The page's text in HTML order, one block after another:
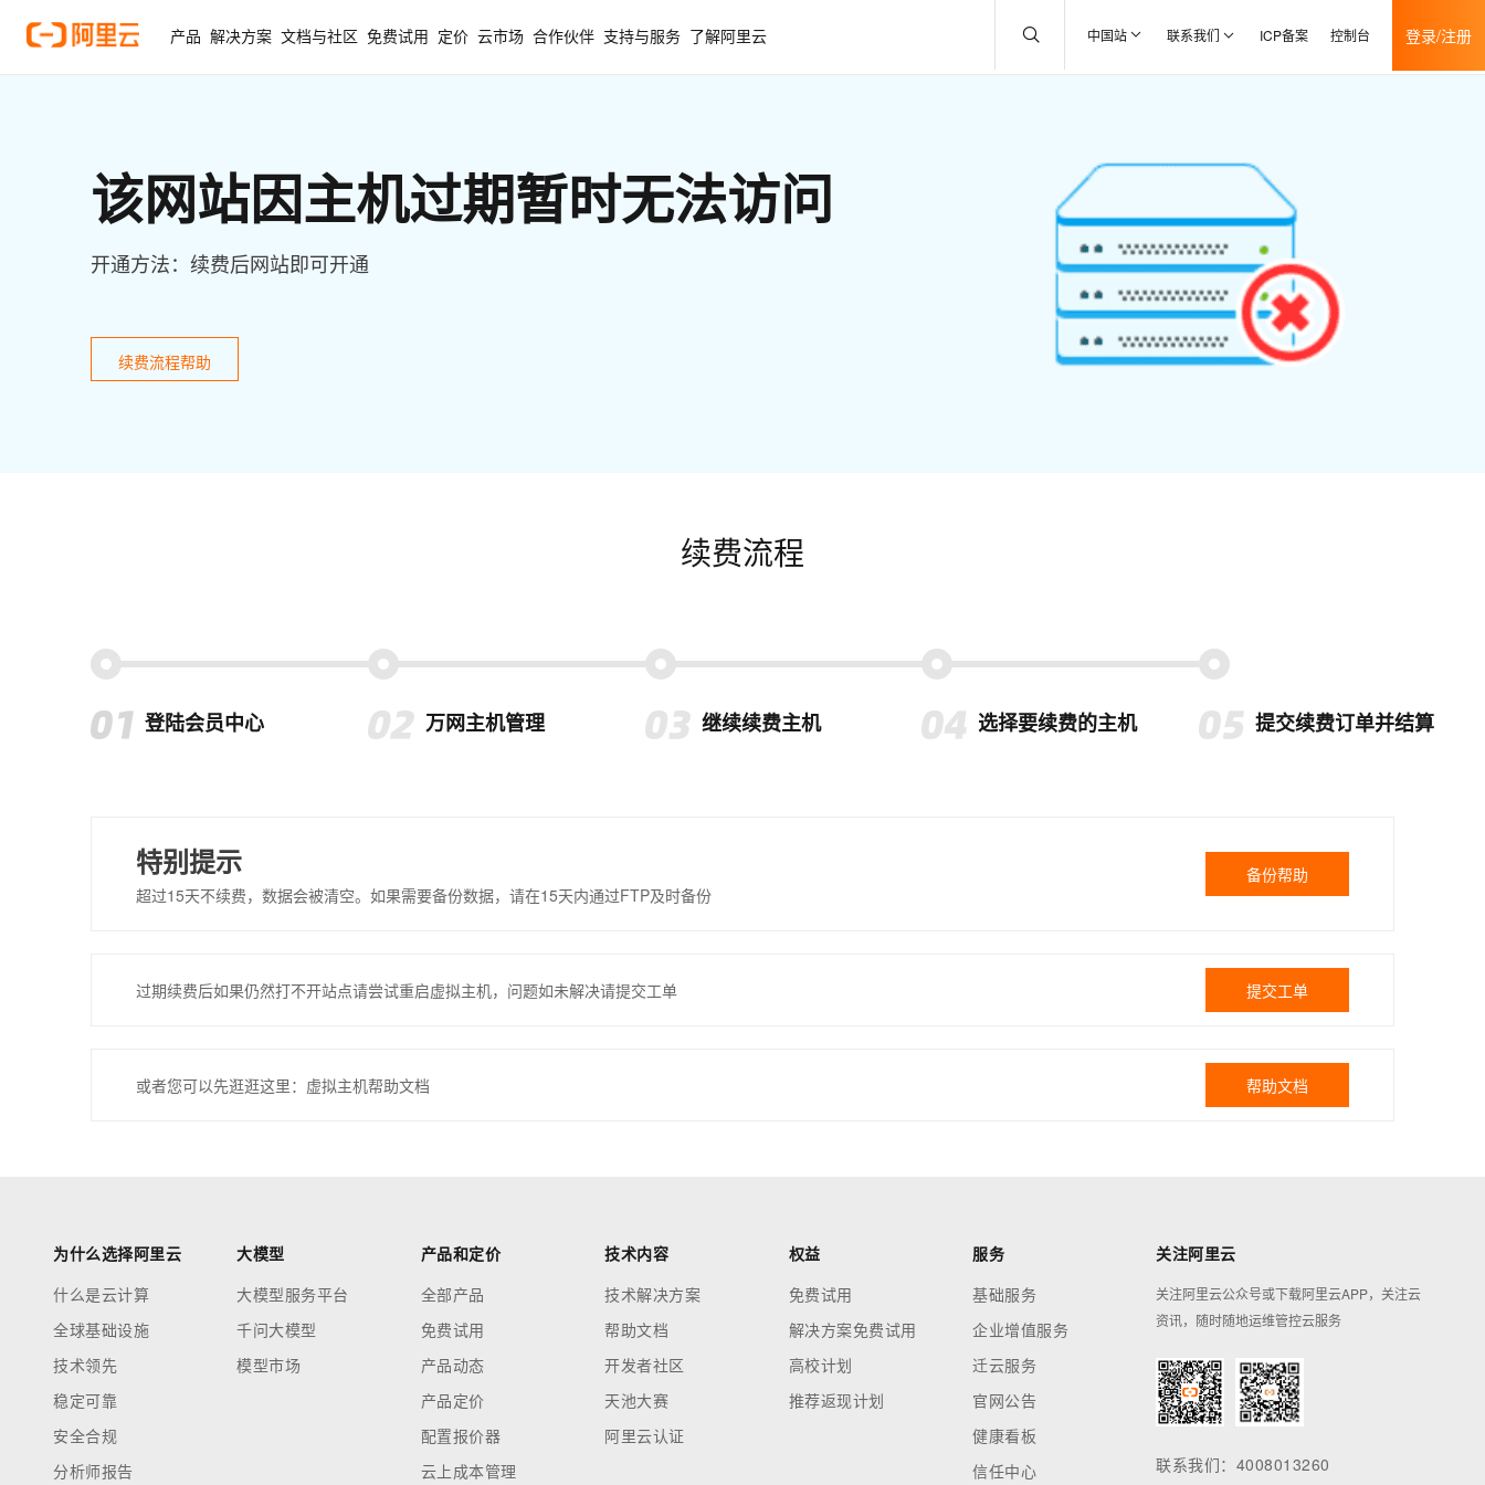
产品 解决方案 文档与社区 免费试用 定价 云市场 合作伙伴 支持与服务 了解阿里云 中国站 联系我们 ICP备案 控制台 登录/注册
该网站因主机过期暂时无法访问
开通方法：续费后网站即可开通
续费流程帮助
续费流程
登陆会员中心 万网主机管理 继续续费主机 选择要续费的主机 提交续费订单并结算
特别提示
超过15天不续费，数据会被清空。如果需要备份数据，请在15天内通过FTP及时备份
备份帮助
过期续费后如果仍然打不开站点请尝试重启虚拟主机，问题如未解决请提交工单 提交工单
或者您可以先逛逛这里：虚拟主机帮助文档 帮助文档